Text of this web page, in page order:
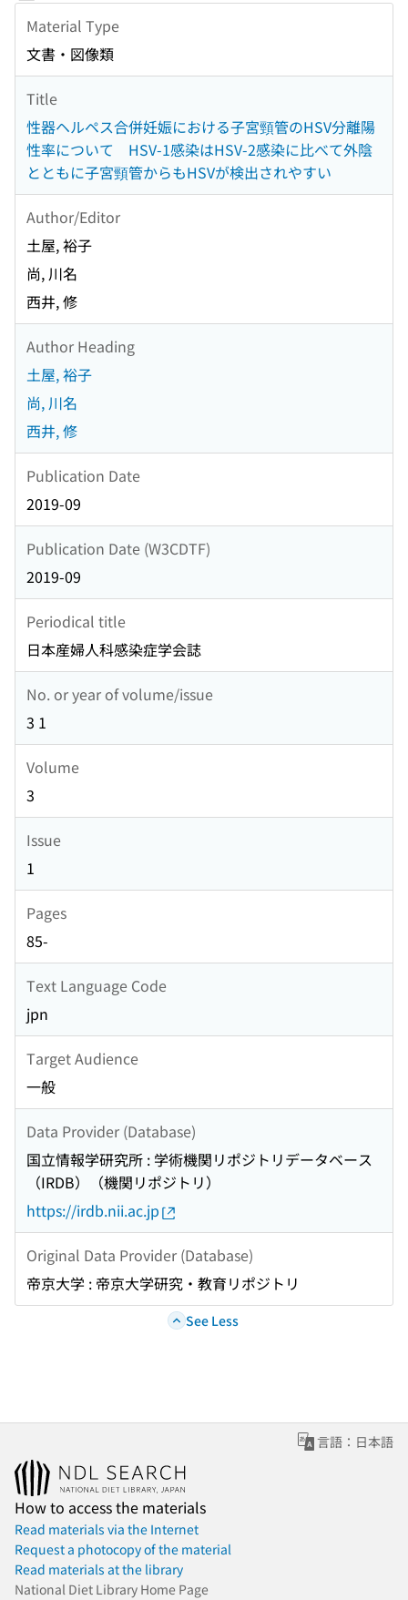
Material Type
文書・図像類
Title
性器ヘルペス合併妊娠における子宮頸管のHSV分離陽
性率について HSV-1感染はHSV-2感染に比べて外陰
とともに子宮頸管からもHSVが検出されやすい
Author/Editor
土屋, 裕子
尚, 川名
西井, 修
Author Heading
土屋, 裕子
尚, 川名
西井, 修
Publication Date
2019-09
Publication Date (W3CDTF)
2019-09
Periodical title
日本産婦人科感染症学会誌
No. or year of volume/issue
3 1
Volume
3
Issue
1
Pages
85-
Text Language Code
jpn
Target Audience
一般
Data Provider (Database)
国立情報学研究所 : 学術機関リポジトリデータベース
（IRDB）（機関リポジトリ）
https://irdb.nii.ac.jp
Original Data Provider (Database)
帝京大学 : 帝京大学研究・教育リポジトリ
See Less
言語：日本語
How to access the materials
Read materials via the Internet
Request a photocopy of the material
Read materials at the library
National Diet Library Home Page